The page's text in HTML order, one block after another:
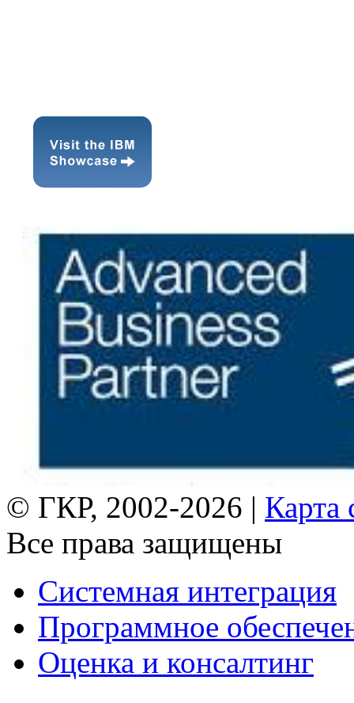
© ГКР, 2002-2026 | Карта
Все права защищены
Системная интеграция
Программное
Оценка и консалтинг